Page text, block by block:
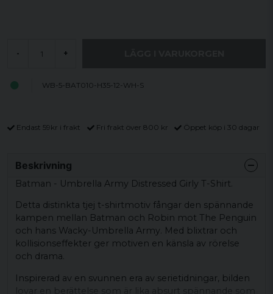
- +
WB-5-BAT010-H35-12-WH-S
Endast 59kr i frakt Fri frakt över 800 kr Öppet köp i 30 dagar
Beskrivning
Batman - Umbrella Army Distressed Girly T-Shirt.
Detta distinkta tjej t-shirtmotiv fångar den spännande
kampen mellan Batman och Robin mot The Penguin
och hans Wacky-Umbrella Army. Med blixtrar och
kollisionseffekter ger motiven en känsla av rörelse
och drama.
Inspirerad av en svunnen era av serietidningar, bilden
lovar en berättelse som är lika absurt spännande som